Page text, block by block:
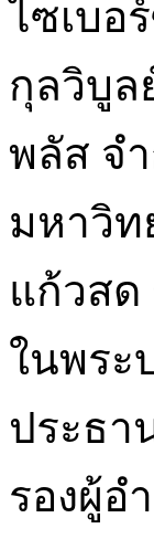
ไซเบอ
กุลวิบูล
พลัส จ
มหาวิท
แก้วสด
ในพระ
ประธา
รองผู้อ